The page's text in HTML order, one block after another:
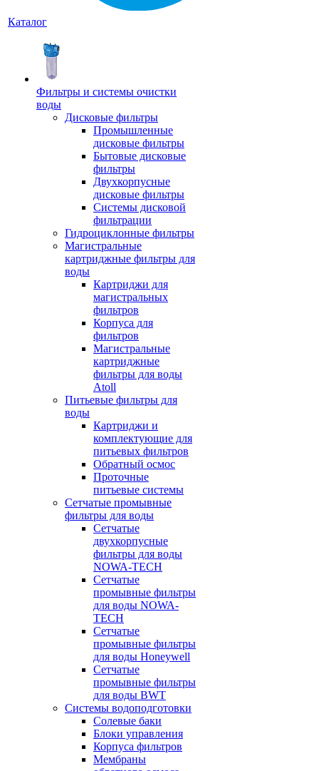
Каталог
Фильтры и системы очистки
воды
Дисковые фильтры
Промышленные
дисковые фильтры
Бытовые дисковые
фильтры
Двухкорпусные
дисковые фильтры
Системы дисковой
фильтрации
Гидроциклонные фильтры
Магистральные
картриджные фильтры для
воды
Картриджи для
магистральных
фильтров
Корпуса для
фильтров
Магистральные
картриджные
фильтры для воды
Atoll
Питьевые фильтры для
воды
Картриджи и
комплектующие для
питьевых фильтров
Обратный осмос
Проточные
питьевые системы
Сетчатые промывные
фильтры для воды
Сетчатые
двухкорпусные
фильтры для воды
NOWA-TECH
Сетчатые
промывные фильтры
для воды NOWA-
TECH
Сетчатые
промывные фильтры
для воды Honeywell
Сетчатые
промывные фильтры
для воды BWT
Системы водоподготовки
Солевые баки
Блоки управления
Корпуса фильтров
Мембраны